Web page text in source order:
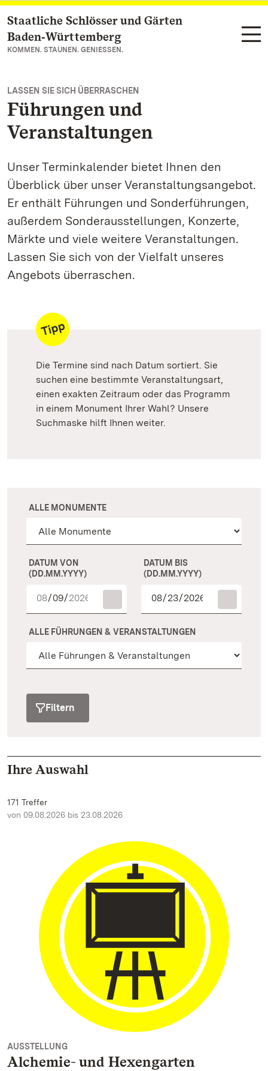
Zum Hauptinhalt springen
Staatliche Schlösser und Gärten
Baden‑Württemberg
KOMMEN. STAUNEN. GENIESSEN.
LASSEN SIE SICH ÜBERRASCHEN
Führungen und
Veranstaltungen
Unser Terminkalender bietet Ihnen den
Überblick über unser Veranstaltungsangebot.
Er enthält Führungen und Sonderführungen,
außerdem Sonderausstellungen, Konzerte,
Märkte und viele weitere Veranstaltungen.
Lassen Sie sich von der Vielfalt unseres
Angebots überraschen.
Die Termine sind nach Datum sortiert. Sie
suchen eine bestimmte Veranstaltungsart,
einen exakten Zeitraum oder das Programm
in einem Monument Ihrer Wahl? Unsere
Suchmaske hilft Ihnen weiter.
ALLE MONUMENTE
DATUM VON
(DD.MM.YYYY)
DATUM BIS
(DD.MM.YYYY)
ALLE FÜHRUNGEN & VERANSTALTUNGEN
Filtern
Ihre Auswahl
171 Treffer
von 09.08.2026 bis 23.08.2026
AUSSTELLUNG
Alchemie- und Hexengarten